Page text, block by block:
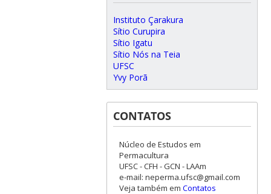
Instituto Çarakura
Sítio Curupira
Sítio Igatu
Sítio Nós na Teia
UFSC
Yvy Porã
CONTATOS
Núcleo de Estudos em
Permacultura
UFSC - CFH - GCN - LAAm
e-mail: neperma.ufsc@gmail.com
Veja também em Contatos